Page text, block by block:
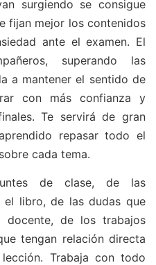
surgiendo se consigue
fijan mejor los contenidos
ante el examen. El
superando las
a mantener el sentido de
con más confianza y
Te servirá de gran
repasar todo el
cada tema.
de clase, de las
el libro, de las dudas que
docente, de los trabajos
tengan relación directa
Trabaja con todo